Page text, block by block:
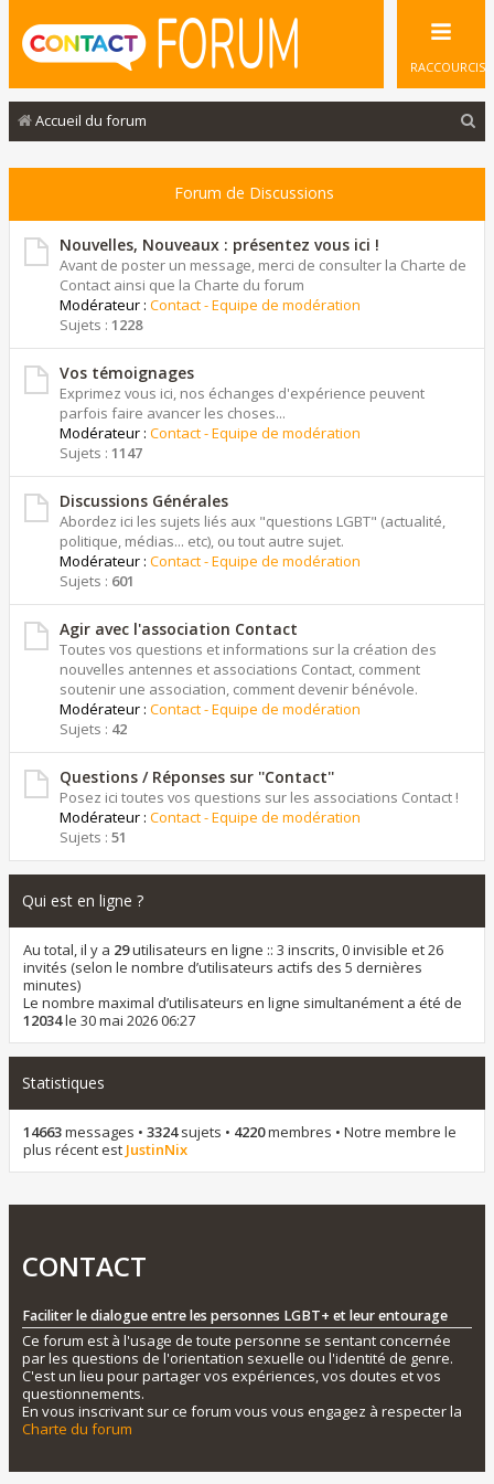
RACCOURCIS
Accueil du forum
Forum de Discussions
Nouvelles, Nouveaux : présentez vous ici !
Avant de poster un message, merci de consulter la Charte de
Contact ainsi que la Charte du forum
Modérateur : Contact - Equipe de modération
Sujets : 1228
Vos témoignages
Exprimez vous ici, nos échanges d'expérience peuvent
parfois faire avancer les choses...
Modérateur : Contact - Equipe de modération
Sujets : 1147
Discussions Générales
Abordez ici les sujets liés aux "questions LGBT" (actualité,
politique, médias... etc), ou tout autre sujet.
Modérateur : Contact - Equipe de modération
Sujets : 601
Agir avec l'association Contact
Toutes vos questions et informations sur la création des
nouvelles antennes et associations Contact, comment
soutenir une association, comment devenir bénévole.
Modérateur : Contact - Equipe de modération
Sujets : 42
Questions / Réponses sur ''Contact''
Posez ici toutes vos questions sur les associations Contact !
Modérateur : Contact - Equipe de modération
Sujets : 51
Qui est en ligne ?
Au total, il y a 29utilisateurs en ligne :: 3 inscrits, 0 invisible et 26
invités (selon le nombre d’utilisateurs actifs des 5 dernières
minutes)
Le nombre maximal d’utilisateurs en ligne simultanément a été de
12034le 30 mai 2026 06:27
Statistiques
14663messages • 3324sujets • 4220membres • Notre membre le
plus récent est JustinNix
CONTACT
Faciliter le dialogue entre les personnes LGBT+ et leur entourage
Ce forum est à l'usage de toute personne se sentant concernée
par les questions de l'orientation sexuelle ou l'identité de genre.
C'est un lieu pour partager vos expériences, vos doutes et vos
questionnements.
En vous inscrivant sur ce forum vous vous engagez à respecter la
Charte du forum